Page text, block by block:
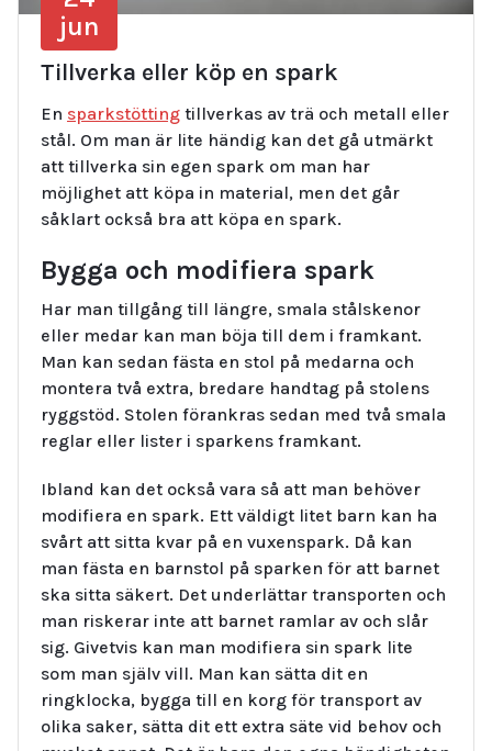
jun
Tillverka eller köp en spark
En sparkstötting tillverkas av trä och metall eller
stål. Om man är lite händig kan det gå utmärkt
att tillverka sin egen spark om man har
möjlighet att köpa in material, men det går
såklart också bra att köpa en spark.
Bygga och modifiera spark
Har man tillgång till längre, smala stålskenor
eller medar kan man böja till dem i framkant.
Man kan sedan fästa en stol på medarna och
montera två extra, bredare handtag på stolens
ryggstöd. Stolen förankras sedan med två smala
reglar eller lister i sparkens framkant.
Ibland kan det också vara så att man behöver
modifiera en spark. Ett väldigt litet barn kan ha
svårt att sitta kvar på en vuxenspark. Då kan
man fästa en barnstol på sparken för att barnet
ska sitta säkert. Det underlättar transporten och
man riskerar inte att barnet ramlar av och slår
sig. Givetvis kan man modifiera sin spark lite
som man själv vill. Man kan sätta dit en
ringklocka, bygga till en korg för transport av
olika saker, sätta dit ett extra säte vid behov och